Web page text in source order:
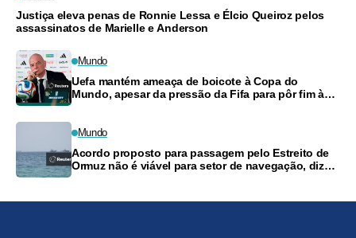
Justiça eleva penas de Ronnie Lessa e Élcio Queiroz pelos
assassinatos de Marielle e Anderson
Mundo
Uefa mantém ameaça de boicote à Copa do
Mundo, apesar da pressão da Fifa para pôr fim à
Mundo
Acordo proposto para passagem pelo Estreito de
Ormuz não é viável para setor de navegação, dizem